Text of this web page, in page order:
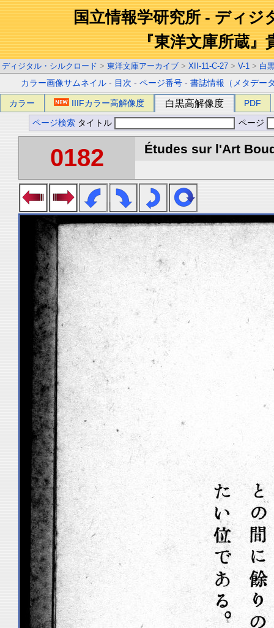
国立情報学研究所 - ディジ
『東洋文庫所蔵』
ディジタル・シルクロード > 東洋文庫アーカイブ > XII-11-C-27 > V-1 > 白
カラー画像サムネイル - 目次 -ページ番号 -書誌情報（メタデー
カラー IIIFカラー高解像度 白黒高解像度 PDF
ページ検索 タイトル ページ
0182 Études sur l'Art